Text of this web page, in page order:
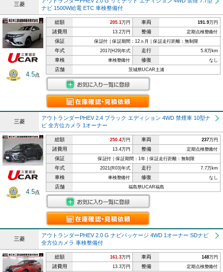
三菱
ナビ 1500W給電 ETC 車検整備付
4.5点
総額 205.1万円 車両 191.9万円
諸費用 13.2万円 整備 定期点検整備付
保証 保証付｜保証期間：12ヵ月｜保証走行距離：無制限
年式 2017(H29)年式 走行 5.8万km
車検 車検整備付 修復 なし
店舗 茨城県UCAR土浦
三菱
アウトランダーPHEV 2.4 ブラック エディション 4WD 禁煙車 10型ナ
ビ 全方位カメラ 1オーナー
4.5点
総額 250.4万円 車両 237万円
諸費用 13.4万円 整備 定期点検整備付
保証 保証付｜保証期間：1年｜保証走行距離：無制限
年式 2021(R03)年式 走行 7.7万km
車検 車検整備付 修復 なし
店舗 福島県UCAR福島
三菱
アウトランダーPHEV 2.0 G ナビパッケージ 4WD 1オーナー SDナビ
全方位カメラ 車検整備付
総額 161.3万円 車両 148万円
諸費用 13.3万円 整備 定期点検整備付